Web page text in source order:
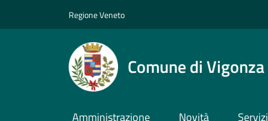
Regione Veneto
Comune di Vigonza
Amministrazione Novità Servizi